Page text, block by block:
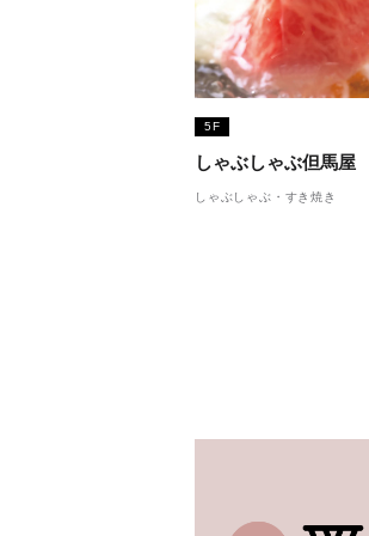
5F
しゃぶしゃぶ但馬屋
しゃぶしゃぶ・すき焼き